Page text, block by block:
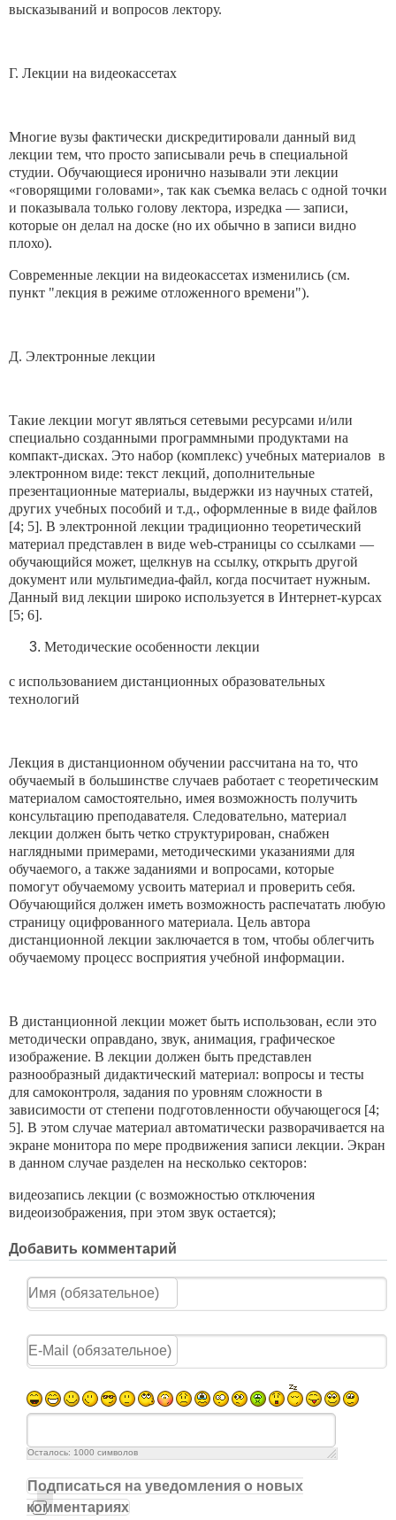
высказываний и вопросов лектору.
Г. Лекции на видеокассетах
Многие вузы фактически дискредитировали данный вид
лекции тем, что просто записывали речь в специальной
студии. Обучающиеся иронично называли эти лекции
«говорящими головами», так как съемка велась с одной точки
и показывала только голову лектора, изредка — записи,
которые он делал на доске (но их обычно в записи видно
плохо).
Современные лекции на видеокассетах изменились (см.
пункт "лекция в режиме отложенного времени").
Д. Электронные лекции
Такие лекции могут являться сетевыми ресурсами и/или
специально созданными программными продуктами на
компакт-дисках. Это набор (комплекс) учебных материалов в
электронном виде: текст лекций, дополнительные
презентационные материалы, выдержки из научных статей,
других учебных пособий и т.д., оформленные в виде файлов
[4; 5]. В электронной лекции традиционно теоретический
материал представлен в виде web-страницы со ссылками —
обучающийся может, щелкнув на ссылку, открыть другой
документ или мультимедиа-файл, когда посчитает нужным.
Данный вид лекции широко используется в Интернет-курсах
[5; 6].
Методические особенности лекции
с использованием дистанционных образовательных
технологий
Лекция в дистанционном обучении рассчитана на то, что
обучаемый в большинстве случаев работает с теоретическим
материалом самостоятельно, имея возможность получить
консультацию преподавателя. Следовательно, материал
лекции должен быть четко структурирован, снабжен
наглядными примерами, методическими указаниями для
обучаемого, а также заданиями и вопросами, которые
помогут обучаемому усвоить материал и проверить себя.
Обучающийся должен иметь возможность распечатать любую
страницу оцифрованного материала. Цель автора
дистанционной лекции заключается в том, чтобы облегчить
обучаемому процесс восприятия учебной информации.
В дистанционной лекции может быть использован, если это
методически оправдано, звук, анимация, графическое
изображение. В лекции должен быть представлен
разнообразный дидактический материал: вопросы и тесты
для самоконтроля, задания по уровням сложности в
зависимости от степени подготовленности обучающегося [4;
5]. В этом случае материал автоматически разворачивается на
экране монитора по мере продвижения записи лекции. Экран
в данном случае разделен на несколько секторов:
видеозапись лекции (с возможностью отключения
видеоизображения, при этом звук остается);
Добавить комментарий
Осталось: 1000 символов
Подписаться на уведомления о новых
комментариях